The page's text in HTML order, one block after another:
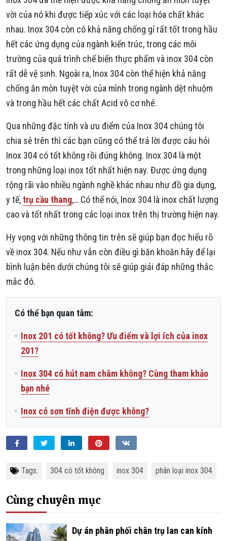
vời của nó khi được tiếp xúc với các loại hóa chất khác
nhau. Inox 304 còn có khả năng chống gỉ rất tốt trong hầu
hết các ứng dụng của ngành kiến trúc, trong các môi
trường của quá trình chế biến thực phẩm và inox 304 còn
rất dễ vệ sinh. Ngoài ra, Inox 304 còn thể hiện khả năng
chống ăn mòn tuyệt vời của mình trong ngành dệt nhuộm
và trong hầu hết các chất Acid vô cơ nhé.
Qua những đặc tính và ưu điểm của Inox 304 chúng tôi
chia sẻ trên thì các bạn cũng có thể trả lời được câu hỏi
Inox 304 có tốt không rồi đúng không. Inox 304 là một
trong những loại inox tốt nhất hiện nay. Được ứng dụng
rộng rãi vào nhiều ngành nghề khác nhau như đồ gia dụng,
y tế,trụ cầu thang,… Có thể nói, Inox 304 là inox chất lượng
cao và tốt nhất trong các loại inox trên thị trường hiện nay.
Hy vọng với những thông tin trên sẽ giúp bạn đọc hiểu rõ
về inox 304. Nếu như vẫn còn điều gì băn khoăn hãy để lại
bình luận bên dưới chúng tôi sẽ giúp giải đáp những thắc
mắc đó.
Có thể bạn quan tâm:
Inox 201 có tốt không? Ưu điểm và lợi ích của inox
201?
Inox 304 có hút nam châm không? Cùng tham khảo
bạn nhé
Inox có sơn tĩnh điện được không?
FacebookTwitter LinkedIn Pinterest
Tags: 304 có tốt không inox 304 phân loại inox 304
Cùng chuyên mục
­­­­­­Dự án phân phối chân trụ lan can kính